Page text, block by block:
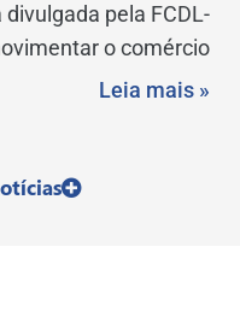
pela FCDL-
o comércio
Leia mais »